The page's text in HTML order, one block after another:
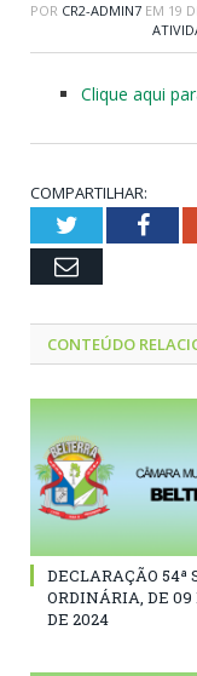
POR CR2-ADMIN7 EM 19
Clique aqui
COMPARTILHAR:
Twitter
Email
CONTEÚDO
DECLARAÇÃO 54ª
ORDINÁRIA, DE
DE 2024